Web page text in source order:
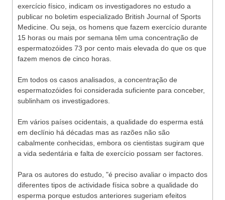
exercício físico, indicam os investigadores no estudo a
publicar no boletim especializado British Journal of Sports
Medicine. Ou seja, os homens que fazem exercício durante
15 horas ou mais por semana têm uma concentração de
espermatozóides 73 por cento mais elevada do que os que
fazem menos de cinco horas.
Em todos os casos analisados, a concentração de
espermatozóides foi considerada suficiente para conceber,
sublinham os investigadores.
Em vários países ocidentais, a qualidade do esperma está
em declínio há décadas mas as razões não são
cabalmente conhecidas, embora os cientistas sugiram que
a vida sedentária e falta de exercício possam ser factores.
Para os autores do estudo, "é preciso avaliar o impacto dos
diferentes tipos de actividade física sobre a qualidade do
esperma porque estudos anteriores sugeriam efeitos